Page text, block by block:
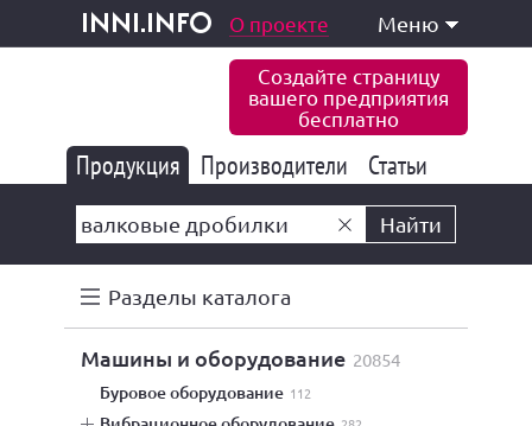
inni.info
и услуги О проекте Меню
Создайте страницу
вашего предприятия
бесплатно
Продукция 177 847
Производители 6 777
Статьи
Найти
Разделы каталога
машины и оборудование 20854
буровое оборудование 112